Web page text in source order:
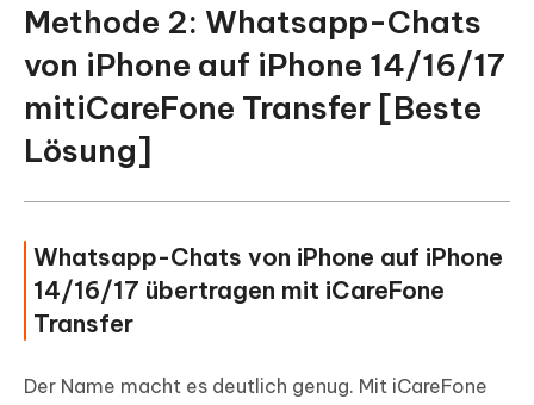
Methode 2: Whatsapp-Chats
von iPhone auf iPhone 14/16/17
mitiCareFone Transfer [Beste
Lösung]
Whatsapp-Chats von iPhone auf iPhone
14/16/17 übertragen mit iCareFone
Transfer
Der Name macht es deutlich genug. Mit iCareFone